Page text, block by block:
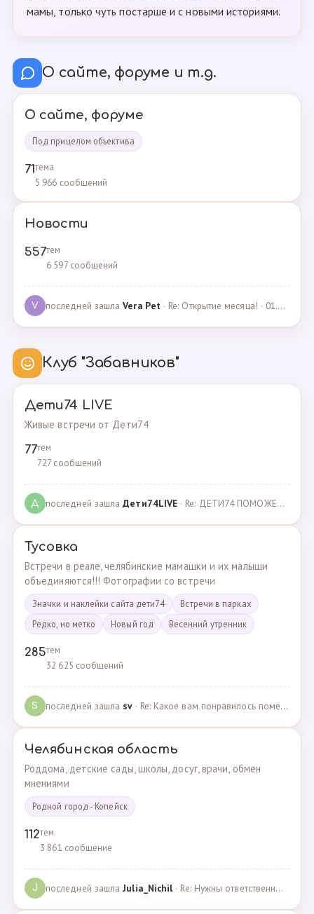
мамы, только чуть постарше и с новыми историями.
О сайте, форуме и т.д.
О сайте, форуме
Под прицелом объектива
71тема
5 966 сообщений
Новости
557тем
6 597 сообщений
V последней зашлаVera Pet · Re: Открытие месяца! · 01.04.2021
Клуб "Забавников"
Дети74 LIVE
Живые встречи от Дети74
77тем
727 сообщений
Д последней зашлаДeти74LIVE · Re: ДЕТИ74 ПОМОЖЕМ ВМЕСТЕ · 27.12.2021
Тусовка
Встречи в реале, челябинские мамашки и их малыши
объединяются!!! Фотографии со встречи
Значки и наклейки сайта дети74
Встречи в парках
Редко, но метко
Новый год Весенний утренник
285тем
32 625 сообщений
S последней зашла sv· Re: Какое вам понравилось помещения для проведения … · 07.05.2025
Челябинская область
Роддома, детские сады, школы, досуг, врачи, обмен
мнениями
Родной город - Копейск
112тем
3 861 сообщение
J последней зашлаJulia_Nichil· Re: Нужны ответственные и любящие детей сотрудники … · 22.07.2024